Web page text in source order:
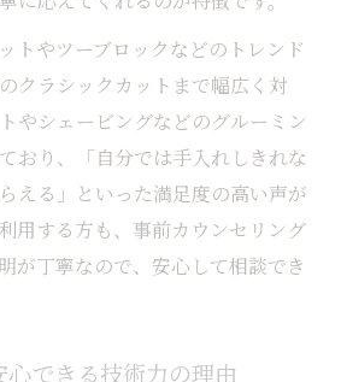
トやツーブロックなどのトレンド
クラシックカットまで幅広く対
やシェービングなどのグルーミン
おり、「自分では手入れしきれな
える」といった満足度の高い声が
用する方も、事前カウンセリング
が丁寧なので、安心して相談でき
できる技術力の理由